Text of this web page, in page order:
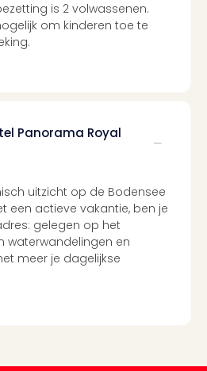
is 2 volwassenen.
om kinderen toe te
Panorama Royal
uitzicht op de Bodensee
een actieve vakantie, ben je
gelegen op het
waterwandelingen en
meer je dagelijkse